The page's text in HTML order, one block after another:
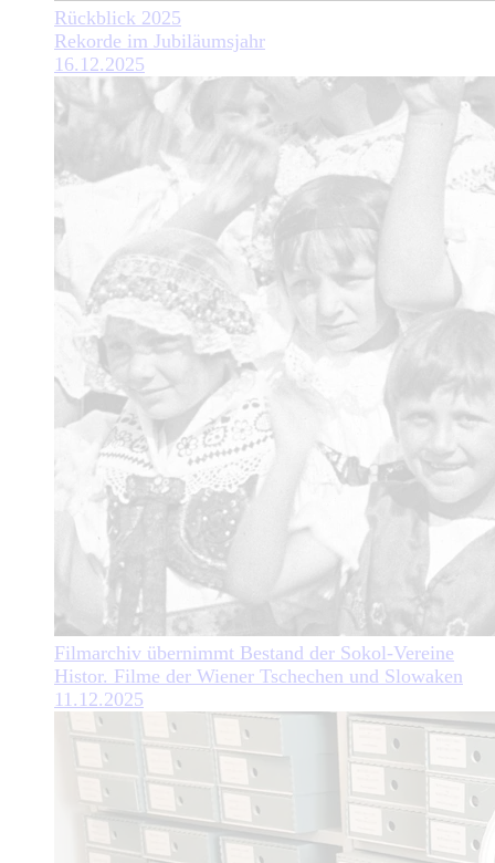
Rückblick 2025
Rekorde im Jubiläumsjahr
16.12.2025
Filmarchiv übernimmt Bestand der Sokol-Vereine
Histor. Filme der Wiener Tschechen und Slowaken
11.12.2025